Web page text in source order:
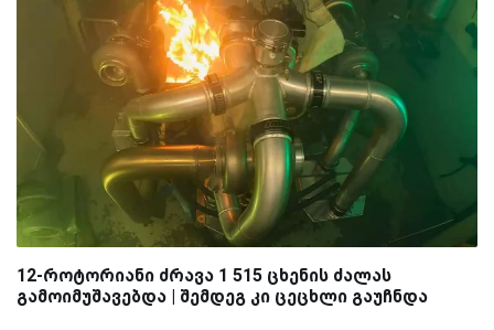
12-როტორიანი ძრავა 1 515 ცხენის ძალას
გამოიმუშავებდა | შემდეგ კი ცეცხლი გაუჩნდა